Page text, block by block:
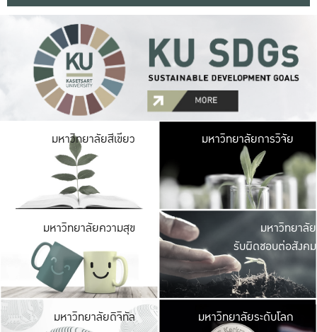
มหาวิทยาลัยสีเขียว มหาวิ
มีพื้นที่เขียวสดใส
เป็นป่าในเมือง เกษต
มหาวิทยาลัยการวิจัย
มหาวิทยาลัยความสุข มหาวิ
ค
เปิดประ
และพบเรื่องราวใ
มหาวิทยาลัย
รับผิดชอบต่อสังคม
มหาวิทยาลัยดิจิทัล มหาวิ
มหาวิทยาลัยระดับโลก